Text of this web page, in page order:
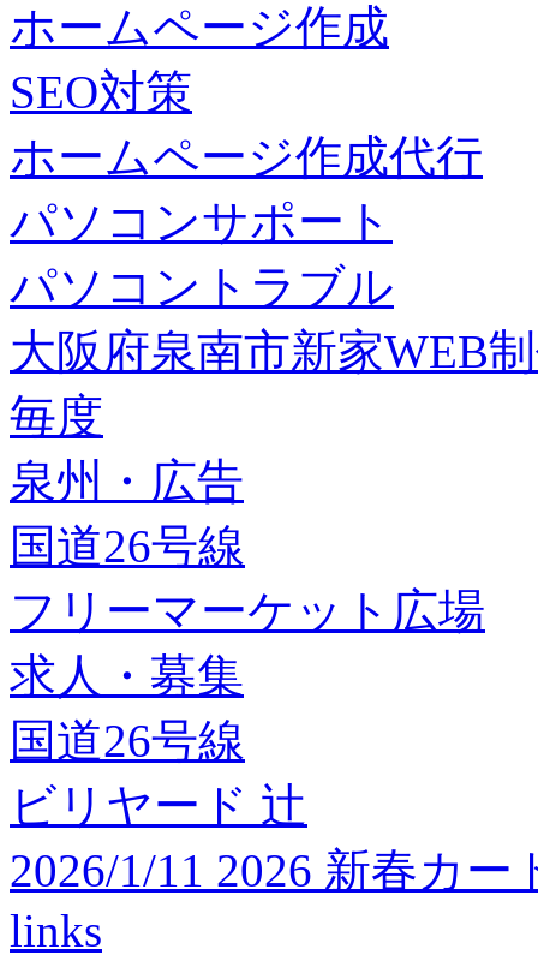
ホームページ作成
SEO対策
ホームページ作成代行
パソコンサポート
パソコントラブル
大阪府泉南市新家WEB
毎度
泉州・広告
国道26号線
フリーマーケット広場
求人・募集
国道26号線
ビリヤード 辻
2026/1/11 2026 新春カ
links